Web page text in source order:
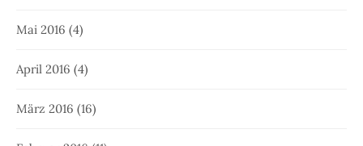
Mai 2016 (4)
April 2016 (4)
März 2016 (16)